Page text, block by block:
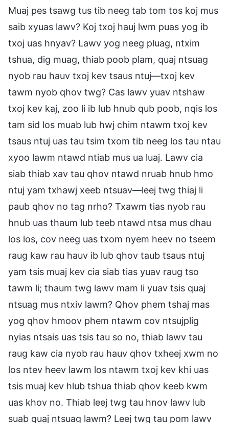
Muaj pes tsawg tus tib neeg tab tom tos koj mus
saib xyuas lawv? Koj txoj hauj lwm puas yog ib
txoj uas hnyav? Lawv yog neeg pluag, ntxim
tshua, dig muag, thiab poob plam, quaj ntsuag
nyob rau hauv txoj kev tsaus ntuj—txoj kev
tawm nyob qhov twg? Cas lawv yuav ntshaw
txoj kev kaj, zoo li ib lub hnub qub poob, nqis los
tam sid los muab lub hwj chim ntawm txoj kev
tsaus ntuj uas tau tsim txom tib neeg los tau ntau
xyoo lawm ntawd ntiab mus ua luaj. Lawv cia
siab thiab xav tau qhov ntawd nruab hnub hmo
ntuj yam txhawj xeeb ntsuav—leej twg thiaj li
paub qhov no tag nrho? Txawm tias nyob rau
hnub uas thaum lub teeb ntawd ntsa mus dhau
los los, cov neeg uas txom nyem heev no tseem
raug kaw rau hauv ib lub qhov taub tsaus ntuj
yam tsis muaj kev cia siab tias yuav raug tso
tawm li; thaum twg lawv mam li yuav tsis quaj
ntsuag mus ntxiv lawm? Qhov phem tshaj mas
yog qhov hmoov phem ntawm cov ntsujplig
nyias ntsais uas tsis tau so no, thiab lawv tau
raug kaw cia nyob rau hauv qhov txheej xwm no
los ntev heev lawm los ntawm txoj kev khi uas
tsis muaj kev hlub tshua thiab qhov keeb kwm
uas khov no. Thiab leej twg tau hnov lawv lub
suab quaj ntsuag lawm? Leej twg tau pom lawv